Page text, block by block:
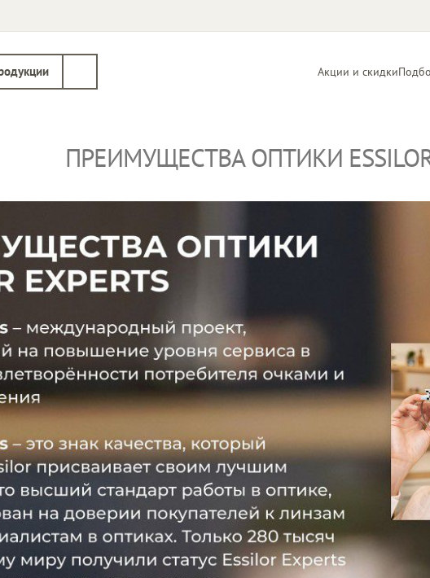
Акции и скидки
Медицинские
оправы
Линзы
для очков
ПРЕИМУЩЕСТВА ОПТИКИ ЕSSILOR